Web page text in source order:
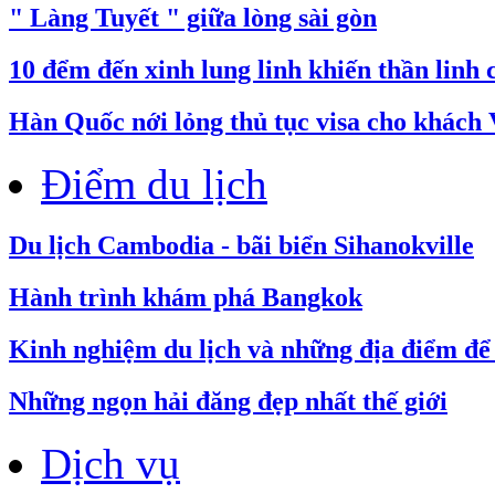
" Làng Tuyết " giữa lòng sài gòn
10 đểm đến xinh lung linh khiến thần linh
​Hàn Quốc nới lỏng thủ tục visa cho khách
Điểm du lịch
Du lịch Cambodia - bãi biển Sihanokville
Hành trình khám phá Bangkok
Kinh nghiệm du lịch và những địa điểm
Những ngọn hải đăng đẹp nhất thế giới
Dịch vụ